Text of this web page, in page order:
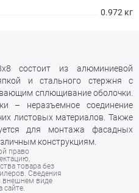
0.972 кг
состоит из алюминиевой
и стального стержня с
сплющивание оболочки.
– неразъемное соединение
листовых материалов. Также
для монтажа фасадных
конструкциям.
право
товара без
Сведения
внешнем виде
сайте.